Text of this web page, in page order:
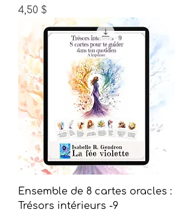
Prix
4,50 $
Ensemble de 8 cartes oracles :
Trésors intérieurs -9